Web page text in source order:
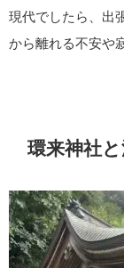
現代でしたら、出
から離れる不安や